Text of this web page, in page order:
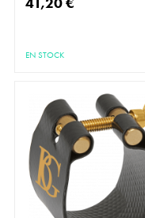
EN STOCK